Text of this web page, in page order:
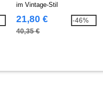
im Vintage-Stil
21,80 €
40,35 €
-46%